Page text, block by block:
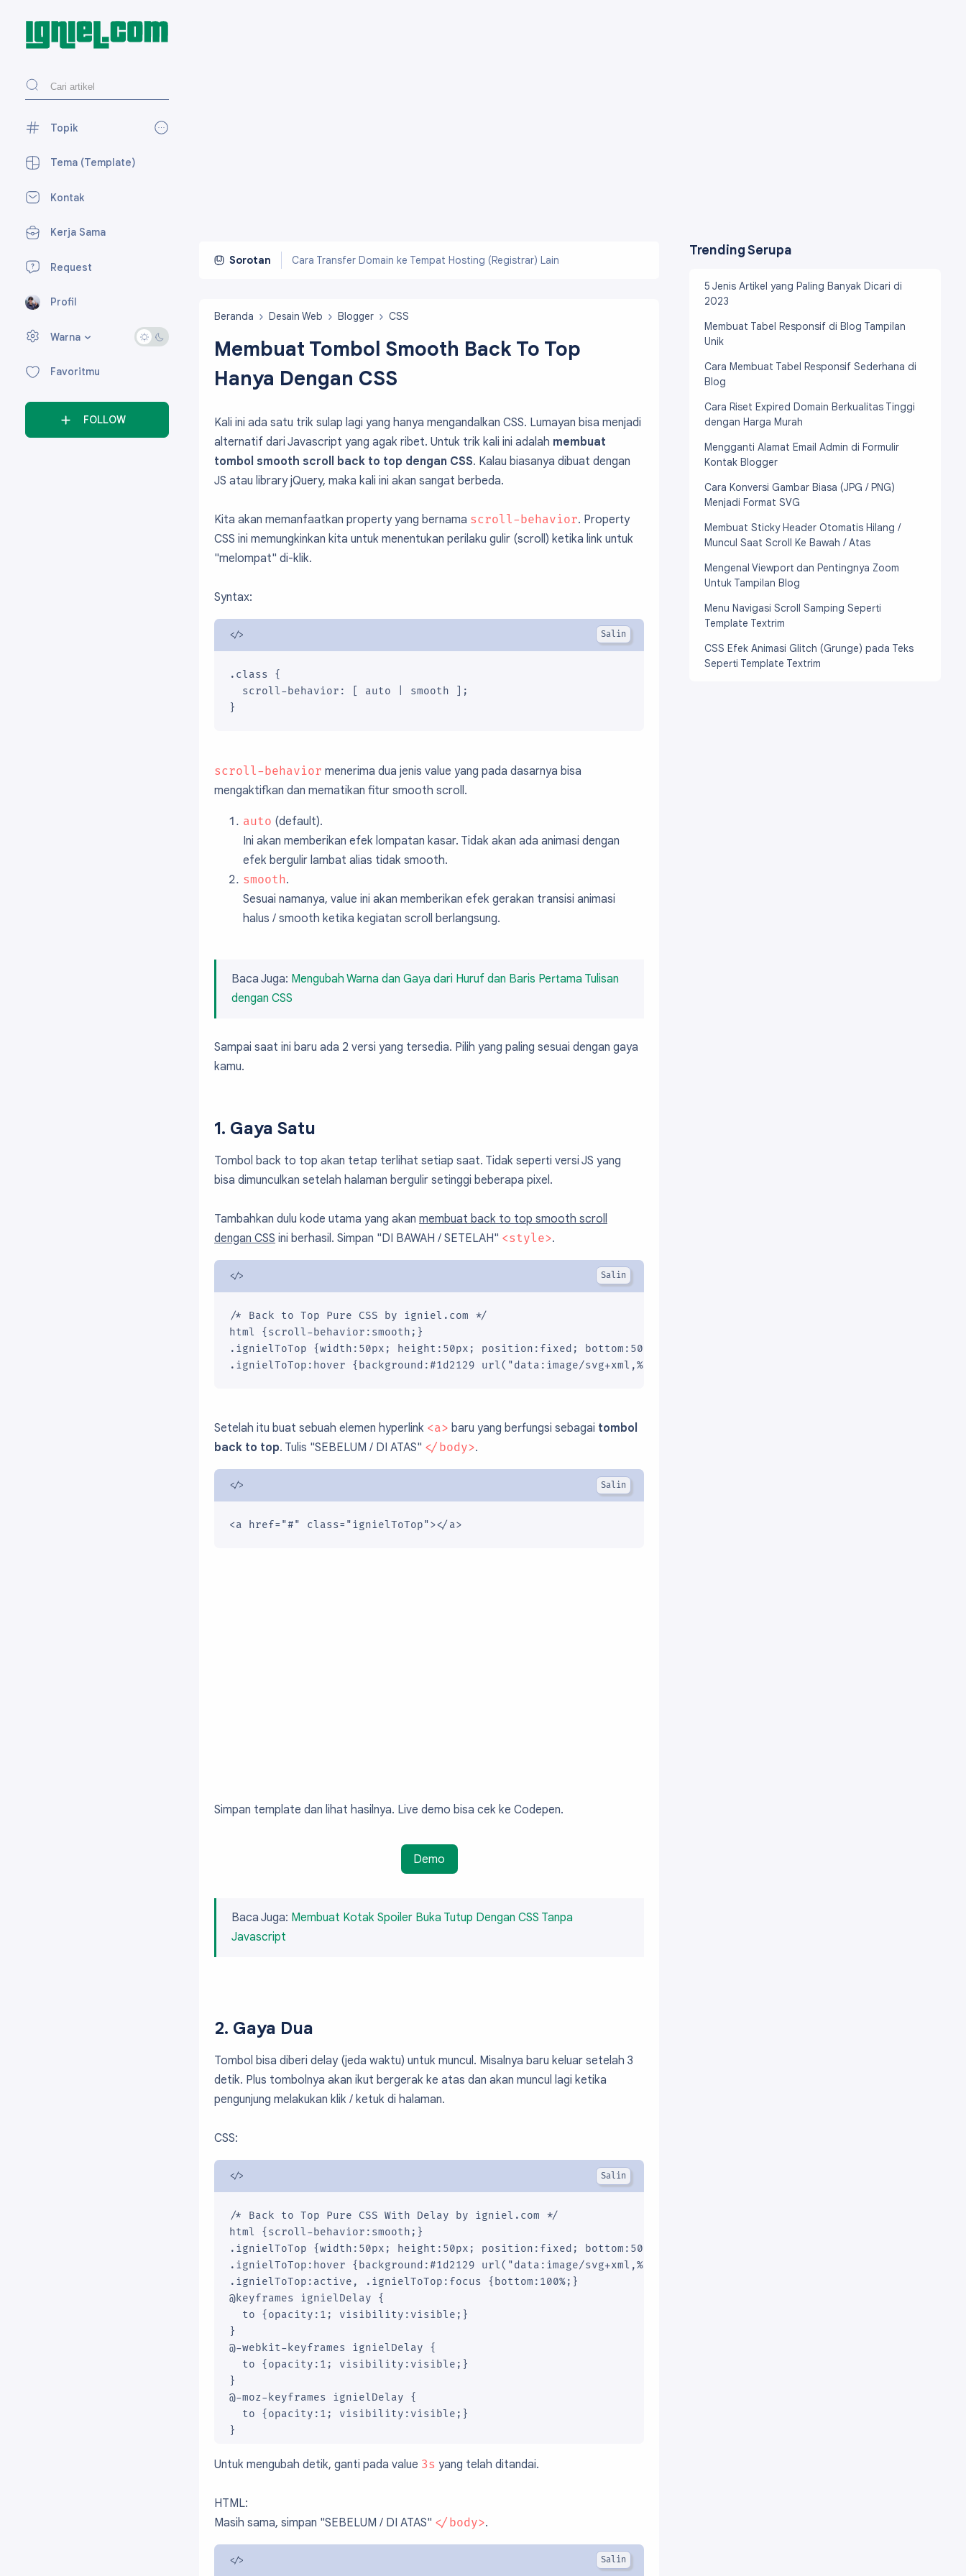
Topik
AdSense
Media Sosial
Tekno
Tema (Template)
Kontak
Kerja Sama
Request
Profil
Warna›
Favoritmu
FOLLOW
Sorotan Cara Transfer Domain ke Tempat Hosting (Registrar) Lain
Beranda Desain Web Blogger CSS
Membuat Tombol Smooth Back To Top
Hanya Dengan CSS
Kali ini ada satu trik sulap lagi yang hanya mengandalkan CSS. Lumayan bisa menjadi
alternatif dari Javascript yang agak ribet. Untuk trik kali ini adalah membuat
tombol smooth scroll back to top dengan CSS. Kalau biasanya dibuat dengan
JS atau library jQuery, maka kali ini akan sangat berbeda.
Kita akan memanfaatkan property yang bernama scroll-behavior. Property
CSS ini memungkinkan kita untuk menentukan perilaku gulir (scroll) ketika link untuk
"melompat" di-klik.
Syntax:
.class {
  scroll-behavior: [ auto | smooth ];
}
scroll-behavior menerima dua jenis value yang pada dasarnya bisa
mengaktifkan dan mematikan fitur smooth scroll.
auto (default).
Ini akan memberikan efek lompatan kasar. Tidak akan ada animasi dengan
efek bergulir lambat alias tidak smooth.
smooth.
Sesuai namanya, value ini akan memberikan efek gerakan transisi animasi
halus / smooth ketika kegiatan scroll berlangsung.
Baca Juga: Mengubah Warna dan Gaya dari Huruf dan Baris Pertama Tulisan
dengan CSS
Sampai saat ini baru ada 2 versi yang tersedia. Pilih yang paling sesuai dengan gaya
kamu.
1. Gaya Satu
Tombol back to top akan tetap terlihat setiap saat. Tidak seperti versi JS yang
bisa dimunculkan setelah halaman bergulir setinggi beberapa pixel.
Tambahkan dulu kode utama yang akan membuat back to top smooth scroll
dengan CSS ini berhasil. Simpan "DI BAWAH / SETELAH" <style>.
/* Back to Top Pure CSS by igniel.com */
html {scroll-behavior:smooth;}
.ignielToTop {width:50px; height:50px; position:fixed; bottom:50px; right: 50px; z-index:99; cursor:pointer; border-
Setelah itu buat sebuah elemen hyperlink <a> baru yang berfungsi sebagai tombol
back to top. Tulis "SEBELUM / DI ATAS" </body>.
<a href="#" class="ignielToTop"></a>
Simpan template dan lihat hasilnya. Live demo bisa cek ke Codepen.
Demo
Baca Juga: Membuat Kotak Spoiler Buka Tutup Dengan CSS Tanpa
Javascript
2. Gaya Dua
Tombol bisa diberi delay (jeda waktu) untuk muncul. Misalnya baru keluar setelah 3
detik. Plus tombolnya akan ikut bergerak ke atas dan akan muncul lagi ketika
pengunjung melakukan klik / ketuk di halaman.
CSS:
/* Back to Top Pure CSS With Delay by igniel.com */
html {scroll-behavior:smooth;}
.ignielToTop {width:50px; height:50px; position:fixed; bottom:50px; right: 50px; z-index:99; cursor:pointer;
.ignielToTop:hover {background:#1d2129 url("data:image/svg+xml,%3Csvg viewBox='0 0 24 24' xmlns='http://
.ignielToTop:active, .ignielToTop:focus {bottom:100%;}
@keyframes ignielDelay {
  to {opacity:1; visibility:visible;}
}
@-webkit-keyframes ignielDelay {
  to {opacity:1; visibility:visible;}
}
@-moz-keyframes ignielDelay {
  to {opacity:1; visibility:visible;}
}
Untuk mengubah detik, ganti pada value 3s yang telah ditandai.
HTML:
Masih sama, simpan "SEBELUM / DI ATAS" </body>.
Trending Serupa
5 Jenis Artikel yang Paling Banyak Dicari di
2023
Membuat Tabel Responsif di Blog Tampilan
Unik
Cara Membuat Tabel Responsif Sederhana di
Blog
Cara Riset Expired Domain Berkualitas Tinggi
dengan Harga Murah
Mengganti Alamat Email Admin di Formulir
Kontak Blogger
Cara Konversi Gambar Biasa (JPG / PNG)
Menjadi Format SVG
Membuat Sticky Header Otomatis Hilang /
Muncul Saat Scroll Ke Bawah / Atas
Mengenal Viewport dan Pentingnya Zoom
Untuk Tampilan Blog
Menu Navigasi Scroll Samping Seperti
Template Textrim
CSS Efek Animasi Glitch (Grunge) pada Teks
Seperti Template Textrim